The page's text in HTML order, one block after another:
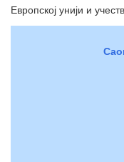
Европској унији и